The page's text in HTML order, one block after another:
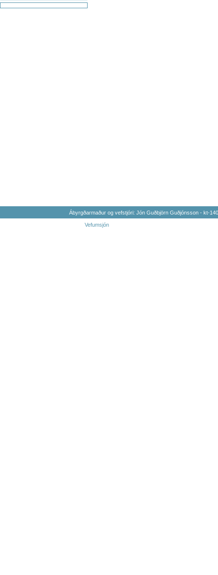
Ábyrgðarmaður og vefstjóri: Jón Guðbjörn Guðjónsson - kt-
Vefumsjón